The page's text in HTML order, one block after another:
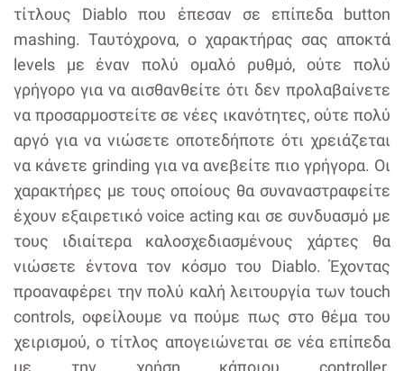
τίτλους Diablo που έπεσαν σε επίπεδα button
mashing. Ταυτόχρονα, ο χαρακτήρας σας αποκτά
levels με έναν πολύ ομαλό ρυθμό, ούτε πολύ
γρήγορο για να αισθανθείτε ότι δεν προλαβαίνετε
να προσαρμοστείτε σε νέες ικανότητες, ούτε πολύ
αργό για να νιώσετε οποτεδήποτε ότι χρειάζεται
να κάνετε grinding για να ανεβείτε πιο γρήγορα. Οι
χαρακτήρες με τους οποίους θα συναναστραφείτε
έχουν εξαιρετικό voice acting και σε συνδυασμό με
τους ιδιαίτερα καλοσχεδιασμένους χάρτες θα
νιώσετε έντονα τον κόσμο του Diablo. Έχοντας
προαναφέρει την πολύ καλή λειτουργία των touch
controls, οφείλουμε να πούμε πως στο θέμα του
χειρισμού, ο τίτλος απογειώνεται σε νέα επίπεδα
με την χρήση κάποιου controller.